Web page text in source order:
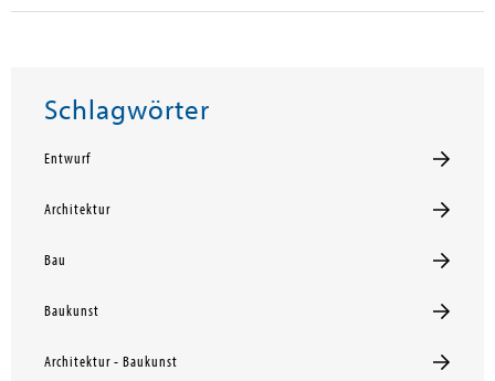
Schlagwörter
Entwurf
Architektur
Bau
Baukunst
Architektur - Baukunst